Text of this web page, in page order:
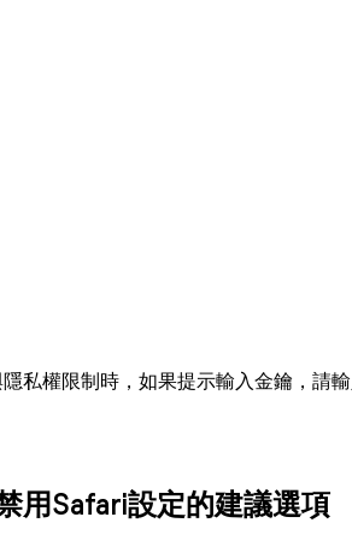
隱私權限制時，如果提示輸入金鑰，請
用Safari設定的建議選項